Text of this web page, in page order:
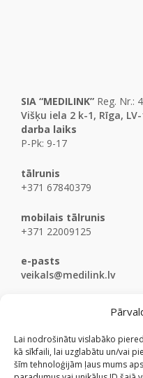
Lai nodrošinātu vislabāko
kā sīkfaili, lai uzglabātu un/vai
šīm tehnoloģijām ļaus mums
SIA “MEDILINK” Reg. Nr.:
Višķu iela 2 k-1, Rīga,
darba laiks
P-Pk: 9-17
tālrunis
+371 67840379
mobilais tālrunis
+371 22009125
e-pasts
veikals@medilink.lv